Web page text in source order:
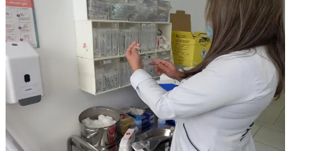
Flamengo